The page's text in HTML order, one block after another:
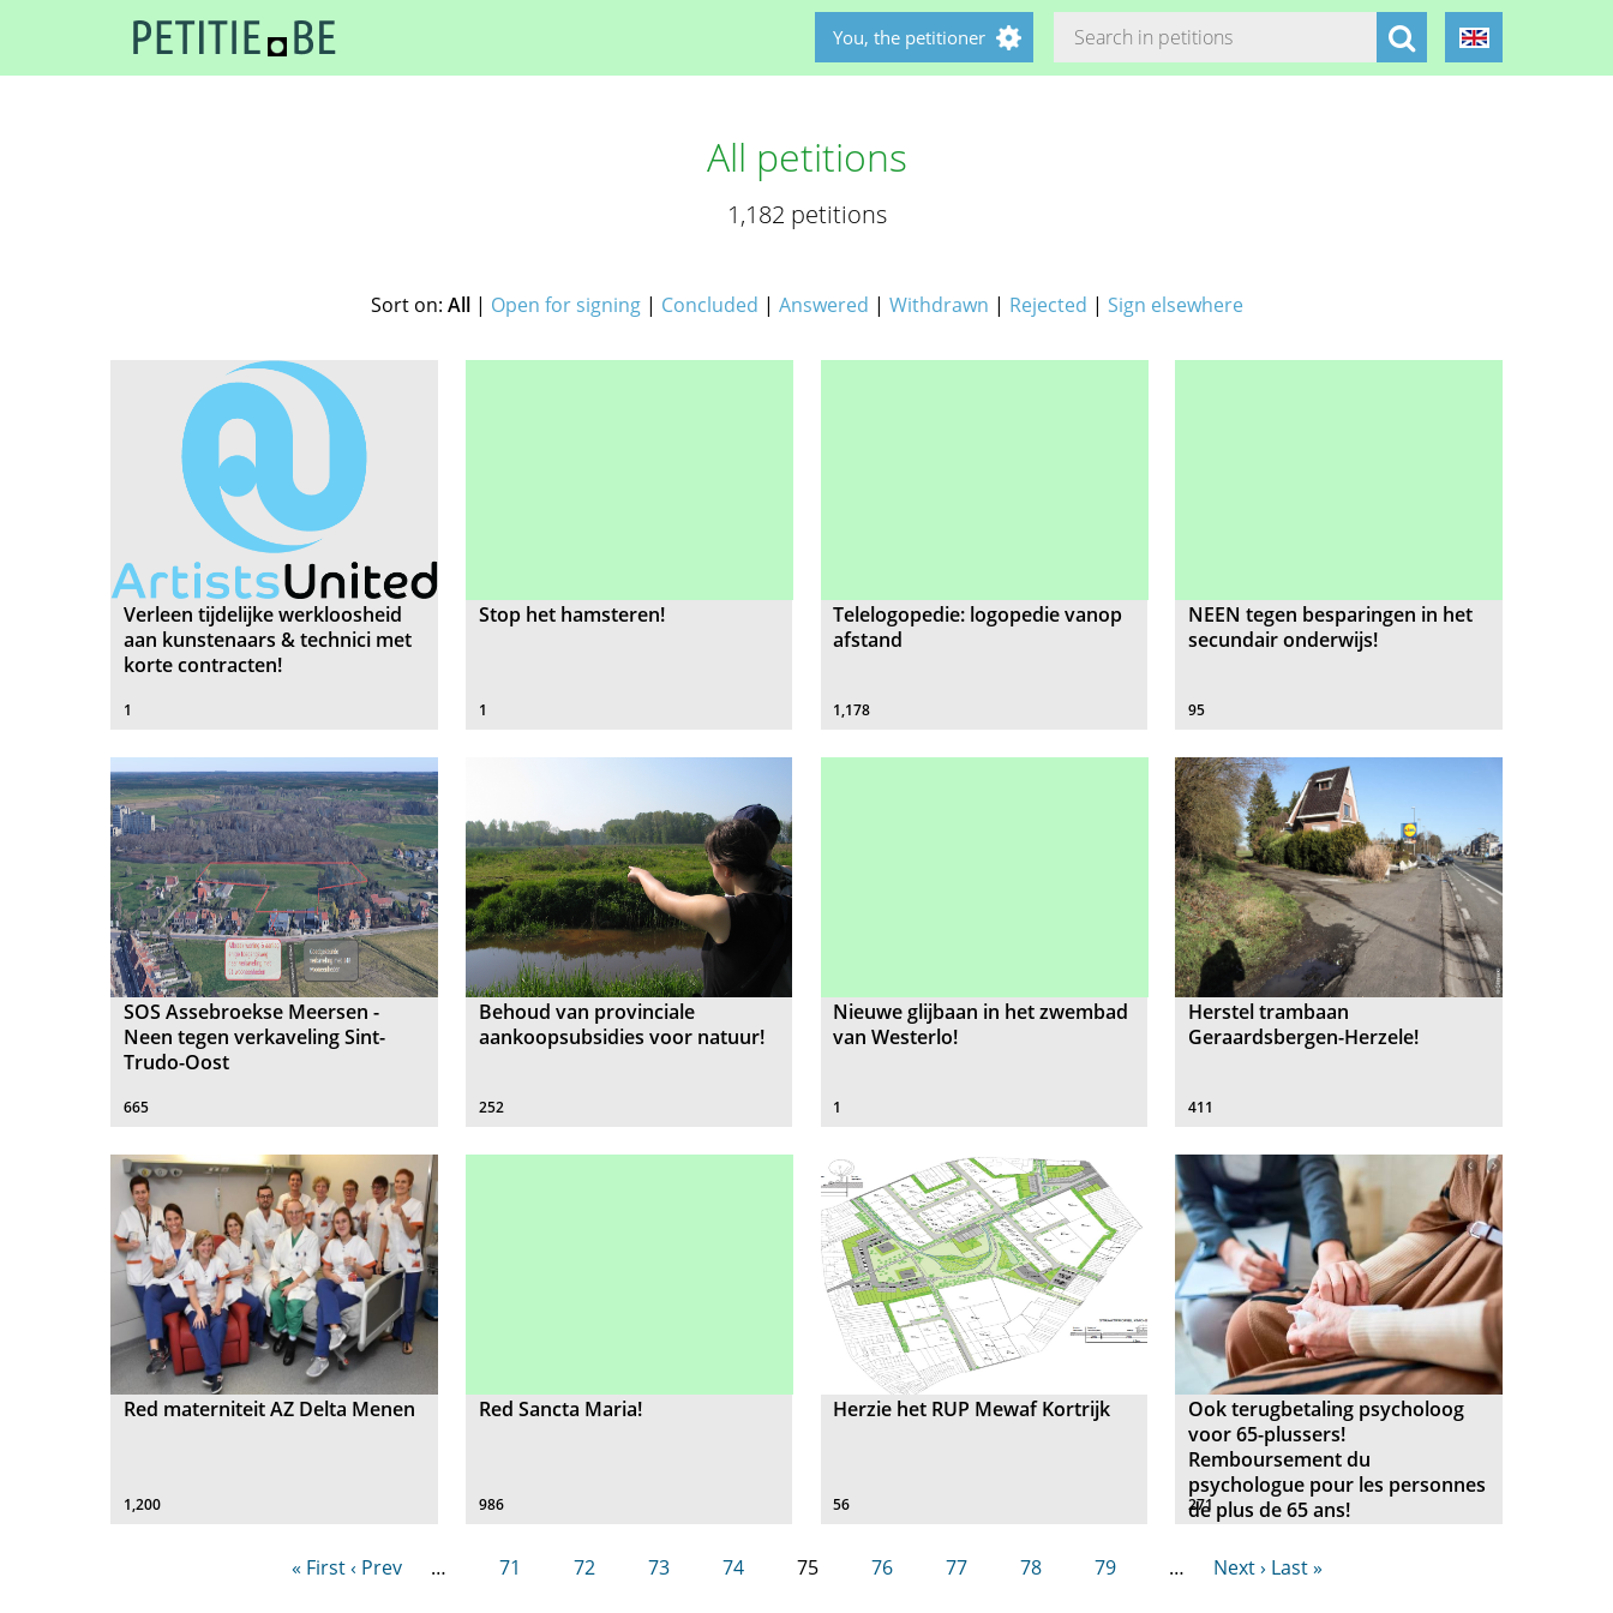
You, the petitioner
All petitions
1,182 petitions
Sort on: All| Open for signing| Concluded | Answered | Withdrawn | Rejected | Sign elsewhere
Verleen tijdelijke werkloosheid
aan kunstenaars & technici met
korte contracten!
1
Stop het hamsteren!
1
Telelogopedie: logopedie vanop
afstand
1,178
NEEN tegen besparingen in het
secundair onderwijs!
95
SOS Assebroekse Meersen -
Neen tegen verkaveling Sint-
Trudo-Oost
665
Behoud van provinciale
aankoopsubsidies voor natuur!
252
Nieuwe glijbaan in het zwembad
van Westerlo!
1
Herstel trambaan
Geraardsbergen-Herzele!
411
Red materniteit AZ Delta Menen
1,200
Red Sancta Maria!
986
Herzie het RUP Mewaf Kortrijk
56
Ook terugbetaling psycholoog
voor 65-plussers!
Remboursement du
psychologue pour les personnes
de plus de 65 ans!
271
« First ‹ Prev … 71 72 73 74 75 76 77 78 79 … Next › Last »